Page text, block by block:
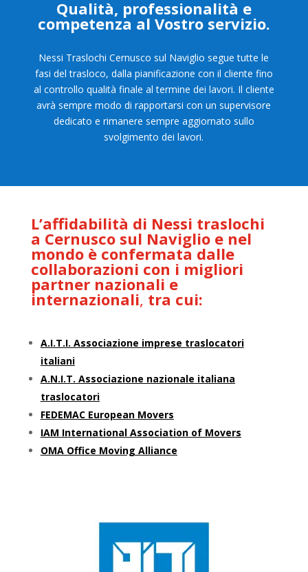
Qualità, professionalità e
competenza al Vostro servizio.
Nessi Traslochi Cernusco sul Naviglio segue tutte le
fasi del trasloco, dalla pianificazione con il cliente fino
al controllo qualità finale al termine dei lavori. Il cliente
avrà sempre modo di rapportarsi con un supervisore
dedicato e rimanere sempre aggiornato sullo
svolgimento dei lavori.
L’affidabilità di Nessi traslochi
a Cernusco sul Naviglio e nel
mondo è confermata dalle
collaborazioni con i migliori
partner nazionali e
internazionali, tra cui:
A.I.T.I. Associazione imprese traslocatori
italiani
A.N.I.T. Associazione nazionale italiana
traslocatori
FEDEMAC European Movers
IAM International Association of Movers
OMA Office Moving Alliance